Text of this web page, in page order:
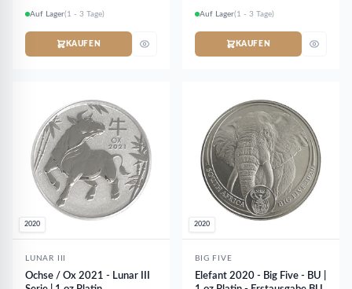
Auf Lager(1 - 3 Tage)
KAUFEN
Auf Lager(1 - 3 Tage)
KAUFEN
2020
LUNAR III
Ochse / Ox 2021 - Lunar III
2020
BIG FIVE
Elefant 2020 - Big Five - BU |